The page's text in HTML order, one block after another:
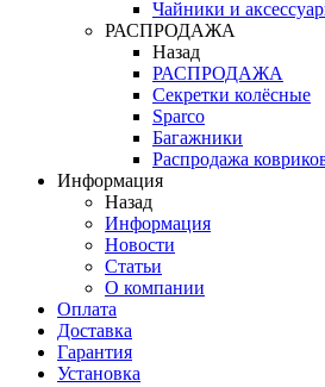
Чайники и
РАСПРОДАЖА
Назад
РАСПРОДАЖА
Секретки колёсные
Sparco
Багажники
Распродажа
Информация
Назад
Информация
Новости
Статьи
О компании
Оплата
Доставка
Гарантия
Установка